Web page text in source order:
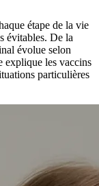
étape de la vie
évitables. De la
évolue selon
explique les vaccins
particulières